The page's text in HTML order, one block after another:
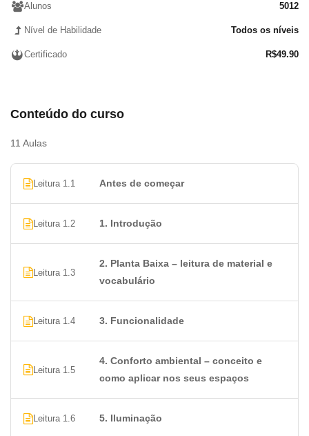
Criando ambientes Pet Friendly
Alunos 5012
Nível de Habilidade Todos os níveis
Certificado R$49.90
Conteúdo do curso
11 Aulas
Leitura 1.1 Antes de começar
Leitura 1.2 1. Introdução
Leitura 1.3
2. Planta Baixa – leitura de material e
vocabulário
Leitura 1.4 3. Funcionalidade
Leitura 1.5
4. Conforto ambiental – conceito e
como aplicar nos seus espaços
Leitura 1.6 5. Iluminação